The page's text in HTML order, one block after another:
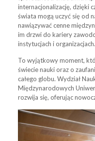
internacjonalizację, dzięki
świata mogą uczyć się od
nawiązywać cenne
im drzwi do kariery
instytucjach i organizacjach.
To wyjątkowy moment,
świecie nauki oraz o
całego globu. Wydział
Międzynarodowych
rozwija się, oferując